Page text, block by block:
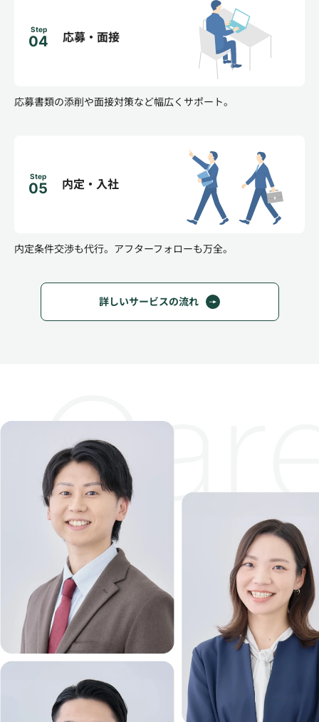
Step
04 応募・面接
応募書類の添削や面接対策など幅広くサポート。
Step
05 内定・入社
内定条件交渉も代行。 アフターフォローも万全。
詳しいサービスの流れ